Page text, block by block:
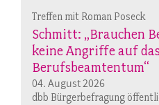
Treffen mit Roman Poseck
Schmitt: „Brauchen
keine Angriffe auf das
Berufsbeamtentum“
04. August 2026
dbb Bürgerbefragung